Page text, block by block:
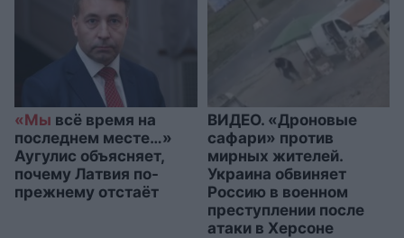
«Мы всё время на
последнем месте…»
Аугулис объясняет,
почему Латвия по-
прежнему отстаёт
ВИДЕО. «Дроновые
сафари» против
мирных жителей.
Украина обвиняет
Россию в военном
преступлении после
атаки в Херсоне